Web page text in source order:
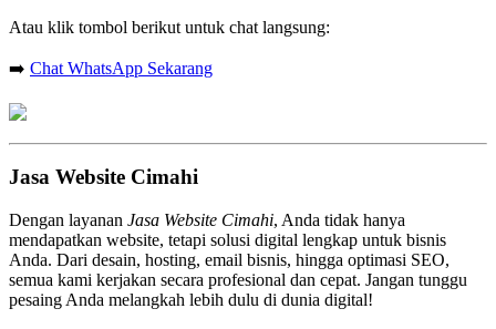
Atau klik tombol berikut untuk chat langsung:
➡️ Chat WhatsApp Sekarang
Jasa Website Cimahi
Dengan layanan Jasa Website Cimahi, Anda tidak hanya
mendapatkan website, tetapi solusi digital lengkap untuk bisnis
Anda. Dari desain, hosting, email bisnis, hingga optimasi SEO,
semua kami kerjakan secara profesional dan cepat. Jangan tunggu
pesaing Anda melangkah lebih dulu di dunia digital!